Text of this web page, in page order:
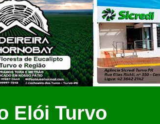
Elói Turvo